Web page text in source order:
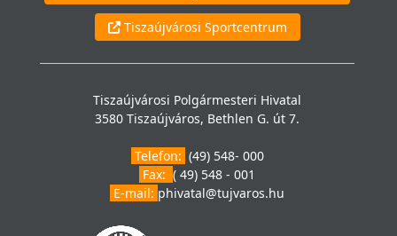
Tiszaújvárosi Sportcentrum
Tiszaújvárosi Polgármesteri Hivatal
3580 Tiszaújváros, Bethlen G. út 7.
Telefon: (49) 548- 000
Fax: ( 49) 548 - 001
E-mail: phivatal@tujvaros.hu